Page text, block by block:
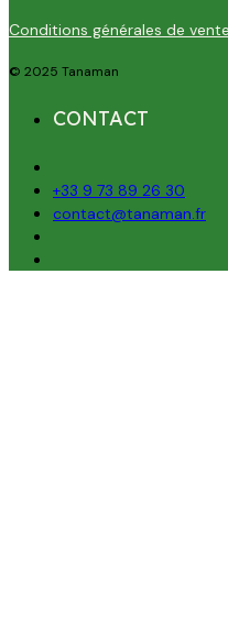
Conditions générales de
© 2025 Tanaman
CONTACT
+33 9 73 89 26 30
contact@tanaman.fr